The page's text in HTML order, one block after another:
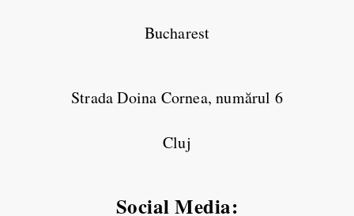
Bucharest
Strada Doina Cornea, numărul 6
Cluj
Social Media: